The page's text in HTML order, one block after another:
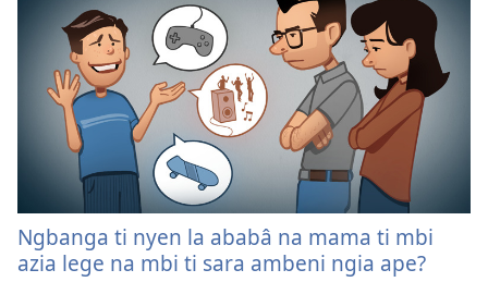
Ngbanga ti nyen la ababâ na mama ti mbi
azia lege na mbi ti sara ambeni ngia ape?